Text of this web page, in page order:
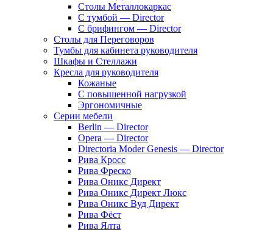
Столы Металлокаркас
С тумбой — Director
C брифингом — Director
Столы для Переговоров
Тумбы для кабинета руководителя
Шкафы и Стеллажи
Кресла для руководителя
Кожаные
С повышенной нагрузкой
Эргономичные
Серии мебели
Berlin — Director
Opera — Director
Directoria Moder Genesis — Director
Рива Кросс
Рива Фреско
Рива Оникс Директ
Рива Оникс Директ Люкс
Рива Оникс Вуд Директ
Рива Фёст
Рива Ялта